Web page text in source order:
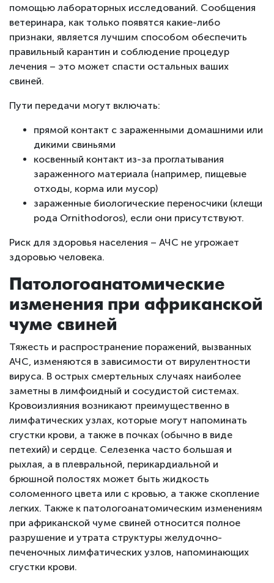
помощью лабораторных исследований. Сообщения
ветеринара, как только появятся какие-либо
признаки, является лучшим способом обеспечить
правильный карантин и соблюдение процедур
лечения – это может спасти остальных ваших
свиней.
Пути передачи могут включать:
прямой контакт с зараженными домашними или
дикими свиньями
косвенный контакт из-за проглатывания
зараженного материала (например, пищевые
отходы, корма или мусор)
зараженные биологические переносчики (клещи
рода Ornithodoros), если они присутствуют.
Риск для здоровья населения – АЧС не угрожает
здоровью человека.
Патологоанатомические
изменения при африканской
чуме свиней
Тяжесть и распространение поражений, вызванных
АЧС, изменяются в зависимости от вирулентности
вируса. В острых смертельных случаях наиболее
заметны в лимфоидный и сосудистой системах.
Кровоизлияния возникают преимущественно в
лимфатических узлах, которые могут напоминать
сгустки крови, а также в почках (обычно в виде
петехий) и сердце. Селезенка часто большая и
рыхлая, а в плевральной, перикардиальной и
брюшной полостях может быть жидкость
соломенного цвета или с кровью, а также скопление
легких. Также к патологоанатомическим изменениям
при африканской чуме свиней относится полное
разрушение и утрата структуры желудочно-
печеночных лимфатических узлов, напоминающих
сгустки крови.